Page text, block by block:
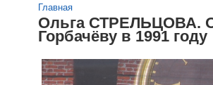
Вы здесь
Главная
Ольга СТРЕЛЬЦОВА.
Горбачёву в 1991 году